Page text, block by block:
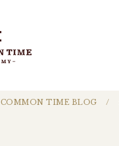
COMMON TIME BLOG